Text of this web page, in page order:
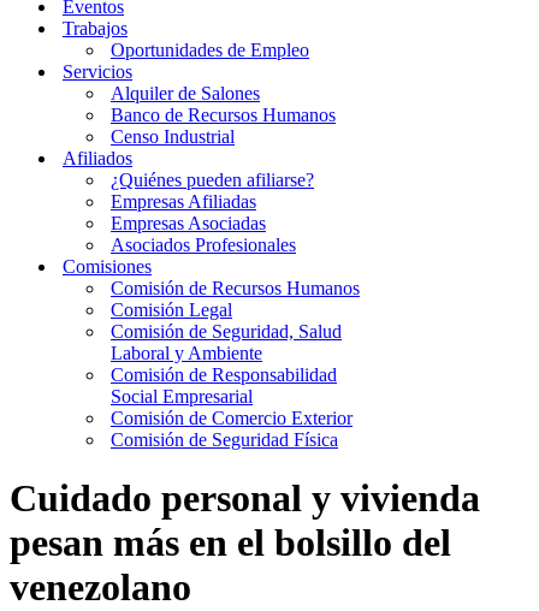
Eventos
Trabajos
Oportunidades de Empleo
Servicios
Alquiler de Salones
Banco de Recursos Humanos
Censo Industrial
Afiliados
¿Quiénes pueden afiliarse?
Empresas Afiliadas
Empresas Asociadas
Asociados Profesionales
Comisiones
Comisión de Recursos Humanos
Comisión Legal
Comisión de Seguridad, Salud
Laboral y Ambiente
Comisión de Responsabilidad
Social Empresarial
Comisión de Comercio Exterior
Comisión de Seguridad Física
Cuidado personal y vivienda
pesan más en el bolsillo del
venezolano